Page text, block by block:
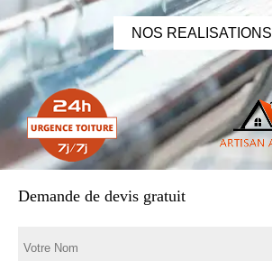
NOS REALISATIONS
Demande de devis gratuit